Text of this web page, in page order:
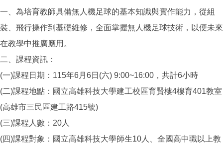
一、為培育教師具備無人機足球的基本知識與實作能力，從組
裝、飛行操作到基礎維修，全面掌握無人機足球技術，以便未來
在教學中推廣應用。
二、課程資訊：
(一)課程日期：115年6月6日(六) 9:00~16:00，共計6小時
(二)課程地點：國立高雄科技大學建工校區育賢樓4樓育401教室
(高雄市三民區建工路415號)
(三)課程人數：20人
(四)課程對象：國立高雄科技大學師生10人、全國高中職以上教